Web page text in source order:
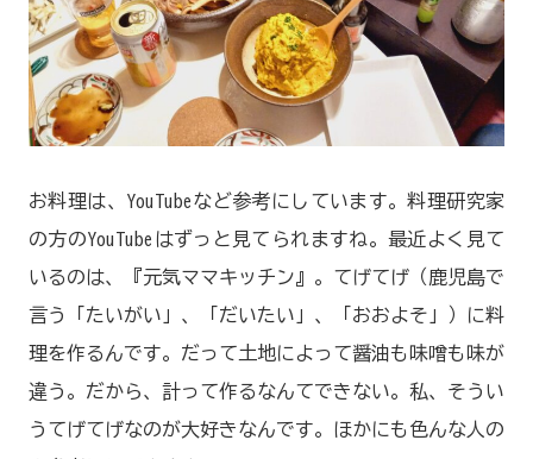
お料理は、YouTubeなど参考にしています。料理研究家
の方のYouTubeはずっと見てられますね。最近よく見て
いるのは、『元気ママキッチン』。てげてげ（鹿児島で
言う「たいがい」、「だいたい」、「おおよそ」）に料
理を作るんです。だって土地によって醤油も味噌も味が
違う。だから、計って作るなんてできない。私、そうい
うてげてげなのが大好きなんです。ほかにも色んな人の